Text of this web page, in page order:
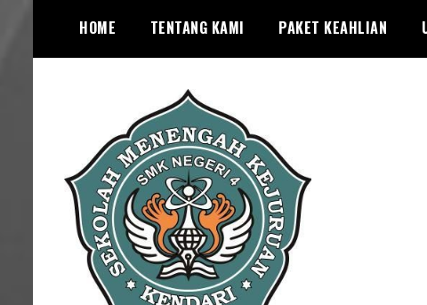
content
HOME TENTANG KAMI PAKET KEAHLIAN